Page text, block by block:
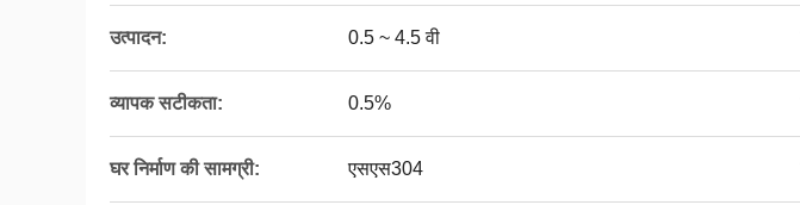
उत्पादन: 0.5 ~ 4.5 वी
व्यापक सटीकता: 0.5%
घर निर्माण की सामग्री: एसएस304